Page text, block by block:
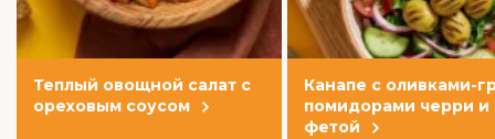
Теплый овощной салат с
ореховым соусом
Канапе с оливками-
помидорами черри и
фетой